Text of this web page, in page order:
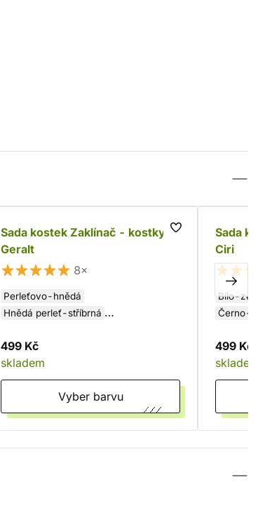
Sada kostek Zaklínač - kostky
Geralt
8×
Perleťovo-hnědá
Hnědá perleť-stříbrná
Šedo-měděná
499 Kč
skladem
Vyber barvu
Sada
Ciri
Bílo-
Černo-
499 Kč
skladem